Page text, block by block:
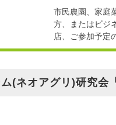
市民農園、家庭
方、またはビジ
店、ご参加予定
(ネオアグリ)研究会